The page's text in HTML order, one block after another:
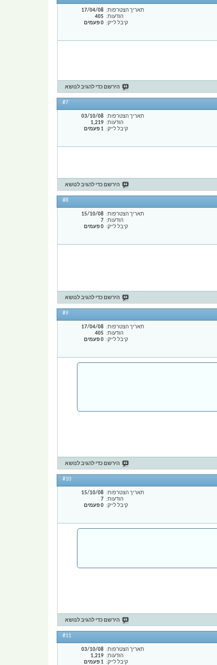
תאריך הצטרפות
17/04/08
הודעות
405
קיבל לייק
0 פעמים
הירשם כדי להגיב לנושא
#7
תאריך הצטרפות
03/10/08
הודעות
1,219
קיבל לייק
1 פעמים
הירשם כדי להגיב לנושא
#8
תאריך הצטרפות
15/10/08
הודעות
7
קיבל לייק
0 פעמים
הירשם כדי להגיב לנושא
#9
תאריך הצטרפות
17/04/08
הודעות
405
קיבל לייק
0 פעמים
הירשם כדי להגיב לנושא
#10
תאריך הצטרפות
15/10/08
הודעות
7
קיבל לייק
0 פעמים
הירשם כדי להגיב לנושא
#11
תאריך הצטרפות
03/10/08
הודעות
1,219
קיבל לייק
1 פעמים